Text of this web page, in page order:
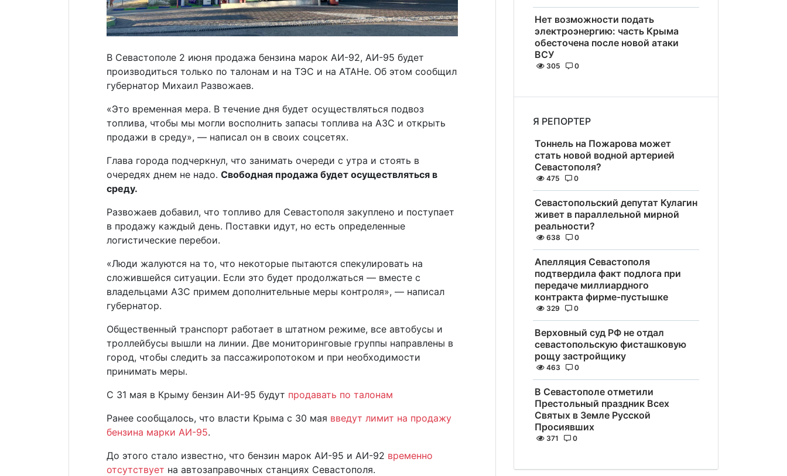
В Севастополе 2 июня продажа бензина марок АИ-92, АИ-95 будет
производиться только по талонам и на ТЭС и на АТАНе. Об этом сообщил
губернатор Михаил Развожаев.
«Это временная мера. В течение дня будет осуществляться подвоз
топлива, чтобы мы могли восполнить запасы топлива на АЗС и открыть
продажи в среду», — написал он в своих соцсетях.
Глава города подчеркнул, что занимать очереди с утра и стоять в
очередях днем не надо. Свободная продажа будет осуществляться в
среду.
Развожаев добавил, что топливо для Севастополя закуплено и поступает
в продажу каждый день. Поставки идут, но есть определенные
логистические перебои.
«Люди жалуются на то, что некоторые пытаются спекулировать на
сложившейся ситуации. Если это будет продолжаться — вместе с
владельцами АЗС примем дополнительные меры контроля», — написал
губернатор.
Общественный транспорт работает в штатном режиме, все автобусы и
троллейбусы вышли на линии. Две мониторинговые группы направлены в
город, чтобы следить за пассажиропотоком и при необходимости
принимать меры.
С 31 мая в Крыму бензин АИ-95 будут продавать по талонам
Ранее сообщалось, что власти Крыма с 30 мая введут лимит на продажу
бензина марки АИ-95.
До этого стало известно, что бензин марок АИ-95 и АИ-92 временно
отсутствует на автозаправочных станциях Севастополя.
Нет возможности подать
электроэнергию: часть Крыма
обесточена после новой атаки
ВСУ
305 0
Я РЕПОРТЕР
Тоннель на Пожарова может
стать новой водной артерией
Севастополя?
475 0
Севастопольский депутат Кулагин
живет в параллельной мирной
реальности?
638 0
Апелляция Севастополя
подтвердила факт подлога при
передаче миллиардного
контракта фирме-пустышке
329 0
Верховный суд РФ не отдал
севастопольскую фисташковую
рощу застройщику
463 0
В Севастополе отметили
Престольный праздник Всех
Святых в Земле Русской
Просиявших
371 0